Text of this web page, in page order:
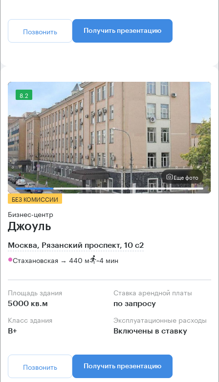
Позвонить Получить презентацию
8.2
Еще фото
БЕЗ КОМИССИИ
Бизнес-центр
Джоуль
Москва, Рязанский проспект, 10 с2
Стахановская → 440 м ~4 мин
Площадь здания
5000 кв.м
Ставка арендной платы
по запросу
Класс здания
B+
Эксплуатационные расходы
Включены в ставку
Позвонить Получить презентацию